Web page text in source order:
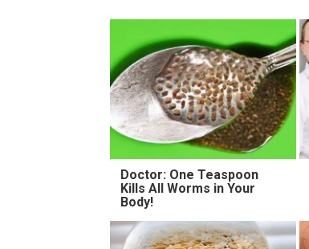
Doctor: One Teaspoon
Kills All Worms in Your
Body!